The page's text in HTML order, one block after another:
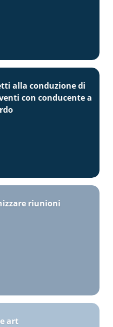
alla conduzione di
con conducente a
riunioni
art